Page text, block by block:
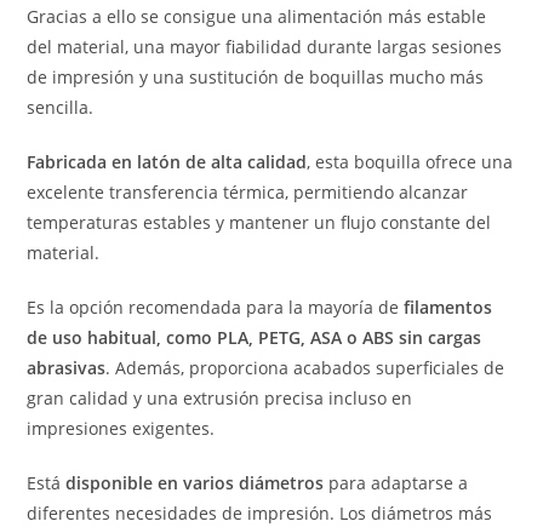
Gracias a ello se consigue una alimentación más estable
del material, una mayor fiabilidad durante largas sesiones
de impresión y una sustitución de boquillas mucho más
sencilla.
Fabricada en latón de alta calidad, esta boquilla ofrece una
excelente transferencia térmica, permitiendo alcanzar
temperaturas estables y mantener un flujo constante del
material.
Es la opción recomendada para la mayoría defilamentos
de uso habitual, como PLA, PETG, ASA o ABS sin cargas
abrasivas. Además, proporciona acabados superficiales de
gran calidad y una extrusión precisa incluso en
impresiones exigentes.
Estádisponible en varios diámetros para adaptarse a
diferentes necesidades de impresión. Los diámetros más